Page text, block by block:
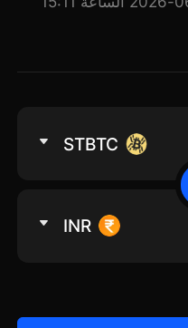
STBTC
INR